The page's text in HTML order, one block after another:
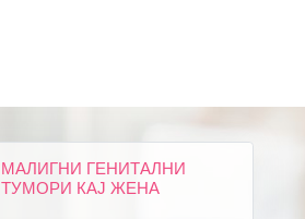
МАЛИГНИ ГЕНИТАЛНИ
ТУМОРИ КАЈ ЖЕНА